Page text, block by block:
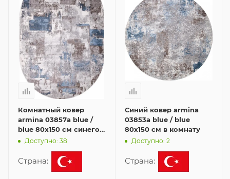
Комнатный ковер
armina 03857a blue /
blue 80x150 см синего
цвета
Доступно: 38
Страна:
Синий ковер armina
03853a blue / blue
80x150 см в комнату
Доступно: 2
Страна: